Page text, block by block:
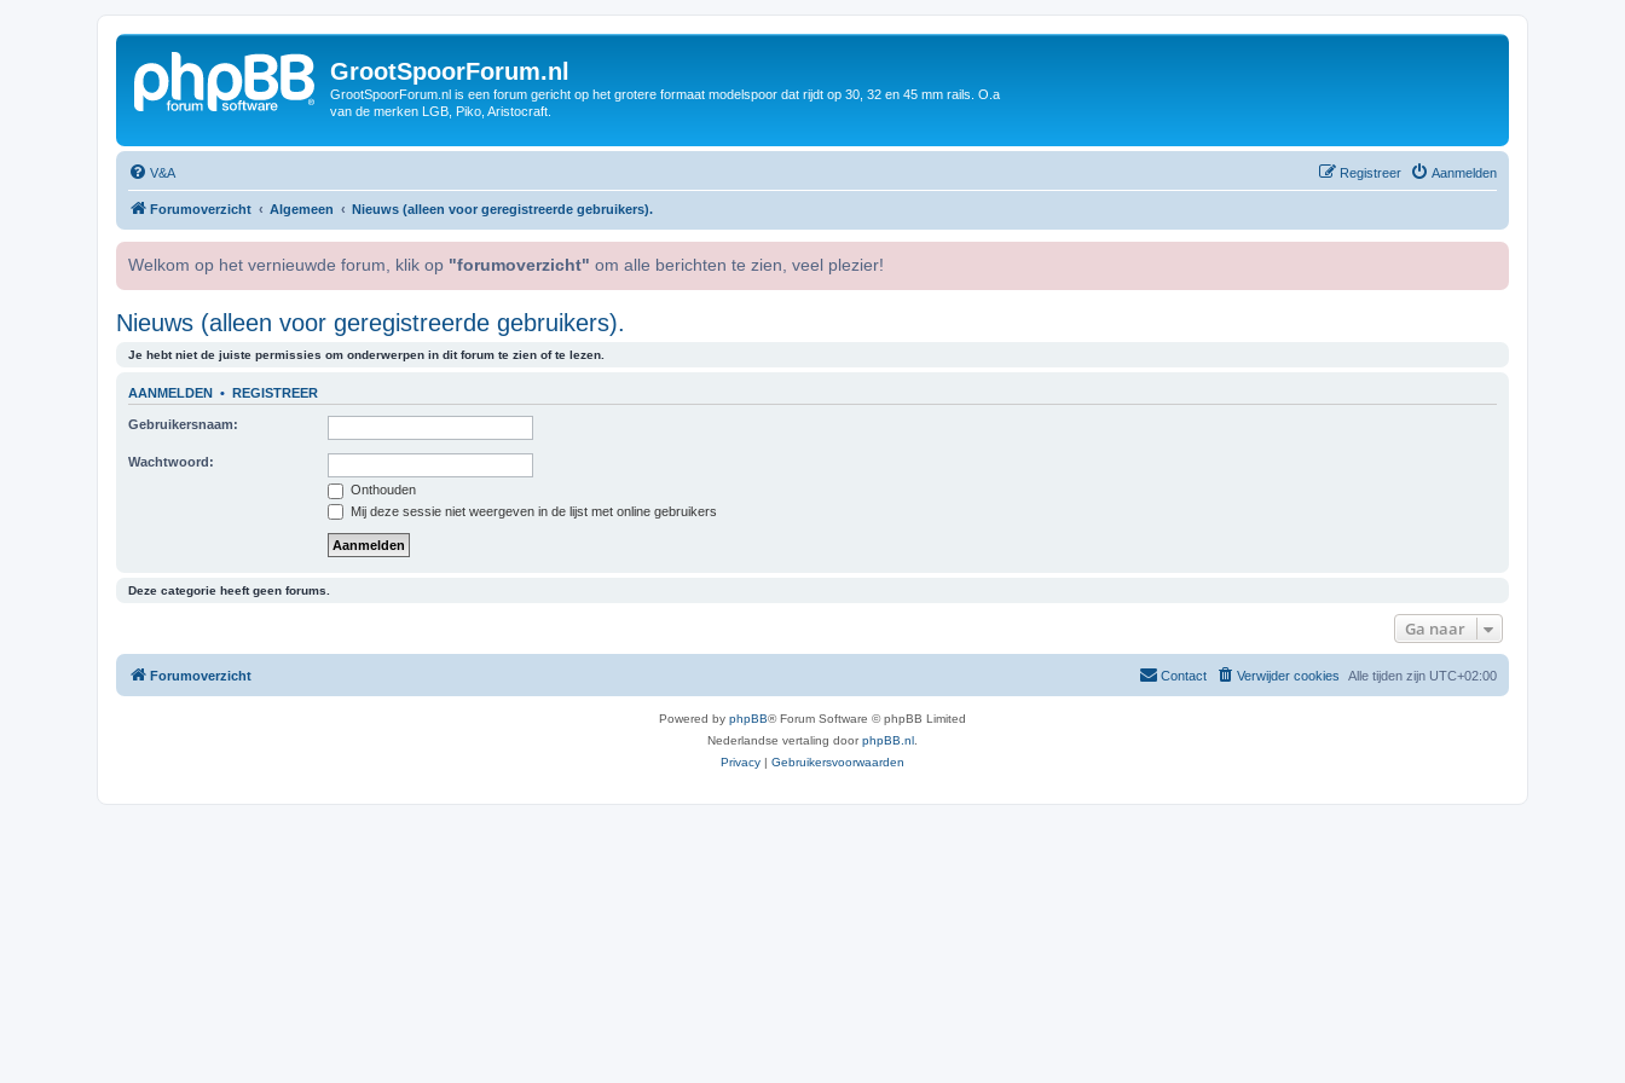
GrootSpoorForum.nl
GrootSpoorForum.nl is een forum gericht op het grotere formaat modelspoor dat rijdt op 30, 32 en 45 mm rails. O.a
van de merken LGB, Piko, Aristocraft.
V&A Aanmelden
Registreer
Forumoverzicht Algemeen Nieuws (alleen voor geregistreerde gebruikers).
Welkom op het vernieuwde forum, klik op "forumoverzicht" om alle berichten te zien, veel plezier!
Nieuws (alleen voor geregistreerde gebruikers).
Je hebt niet de juiste permissies om onderwerpen in dit forum te zien of te lezen.
AANMELDEN • REGISTREER
Gebruikersnaam:
Wachtwoord:
Onthouden
Mij deze sessie niet weergeven in de lijst met online gebruikers
Deze categorie heeft geen forums.
Ga naar
Forumoverzicht Alle tijden zijn UTC+02:00
Verwijder cookies
Contact
Powered by phpBB® Forum Software © phpBB Limited
Nederlandse vertaling doorphpBB.nl.
Privacy | Gebruikersvoorwaarden